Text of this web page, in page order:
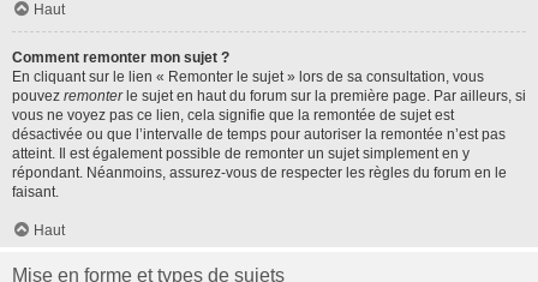
Haut
Comment remonter mon sujet ?
En cliquant sur le lien « Remonter le sujet » lors de sa consultation, vous
pouvez remonterle sujet en haut du forum sur la première page. Par ailleurs, si
vous ne voyez pas ce lien, cela signifie que la remontée de sujet est
désactivée ou que l’intervalle de temps pour autoriser la remontée n’est pas
atteint. Il est également possible de remonter un sujet simplement en y
répondant. Néanmoins, assurez-vous de respecter les règles du forum en le
faisant.
Haut
Mise en forme et types de sujets